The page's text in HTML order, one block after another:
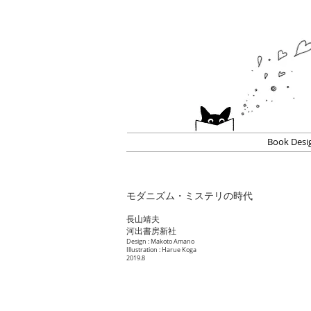
Book
モダニズム・ミステリの時代
長山靖夫
河出書房新社
Design : Makoto Amano
Illustration : Harue Koga
2019.8